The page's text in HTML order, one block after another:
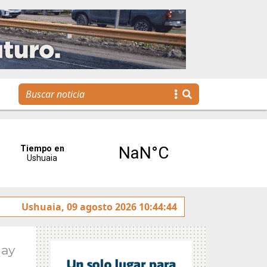
La voz de Tolhuin llegó al Congreso de la Nación a
Ushuaia, 09 agosto 2026 10:44:44